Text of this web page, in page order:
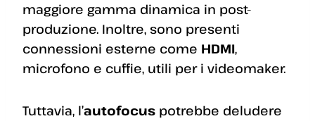
maggiore gamma dinamica in post-
produzione. Inoltre, sono presenti
connessioni esterne come HDMI,
microfono e cuffie, utili per i videomaker.
Tuttavia, l’autofocus potrebbe deludere